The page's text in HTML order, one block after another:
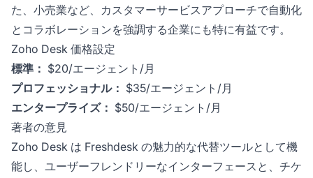
た、小売業など、カスタマーサービスアプローチで自動化
とコラボレーションを強調する企業にも特に有益です。
Zoho Desk 価格設定
標準： $20/エージェント/月
プロフェッショナル： $35/エージェント/月
エンタープライズ： $50/エージェント/月
著者の意見
Zoho Desk は Freshdesk の魅力的な代替ツールとして機
能し、ユーザーフレンドリーなインターフェースと、チケ